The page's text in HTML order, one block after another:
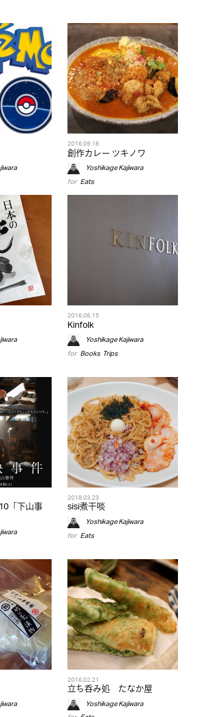
2016.09.18
創作カレー ツキノワ
Yoshikage Kajiwara
for Eats
2016.06.15
Kinfolk
Yoshikage Kajiwara
for Books, Trips
「下山事
2018.03.23
sisi煮干啖
Yoshikage Kajiwara
for Eats
2016.02.21
立ち呑み処 たなか屋
Yoshikage Kajiwara